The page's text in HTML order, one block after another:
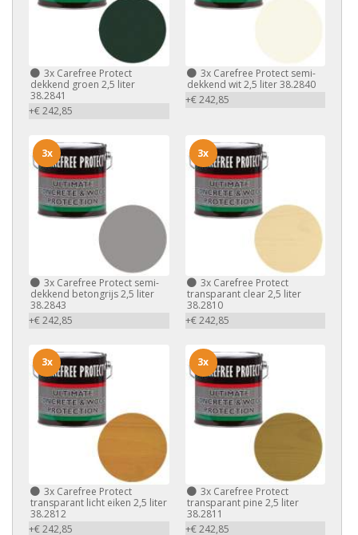
3x Carefree Protect
dekkend groen 2,5 liter
38.2841
+€ 242,85
3xCarefree Protect semi-
dekkend wit 2,5 liter 38.2840
+€ 242,85
3x Carefree Protect semi-
dekkend betongrijs 2,5 liter
38.2843
+€ 242,85
3x
3xCarefree Protect
transparant clear 2,5 liter
38.2810
+€ 242,85
3x
3x Carefree Protect
transparant licht eiken 2,5 liter
38.2812
+€ 242,85
3x
3xCarefree Protect
transparant pine 2,5 liter
38.2811
+€ 242,85
3x